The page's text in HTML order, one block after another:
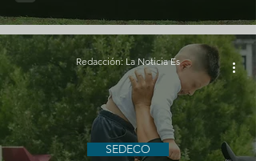
SEDECO
Redacción: La Noticia Es